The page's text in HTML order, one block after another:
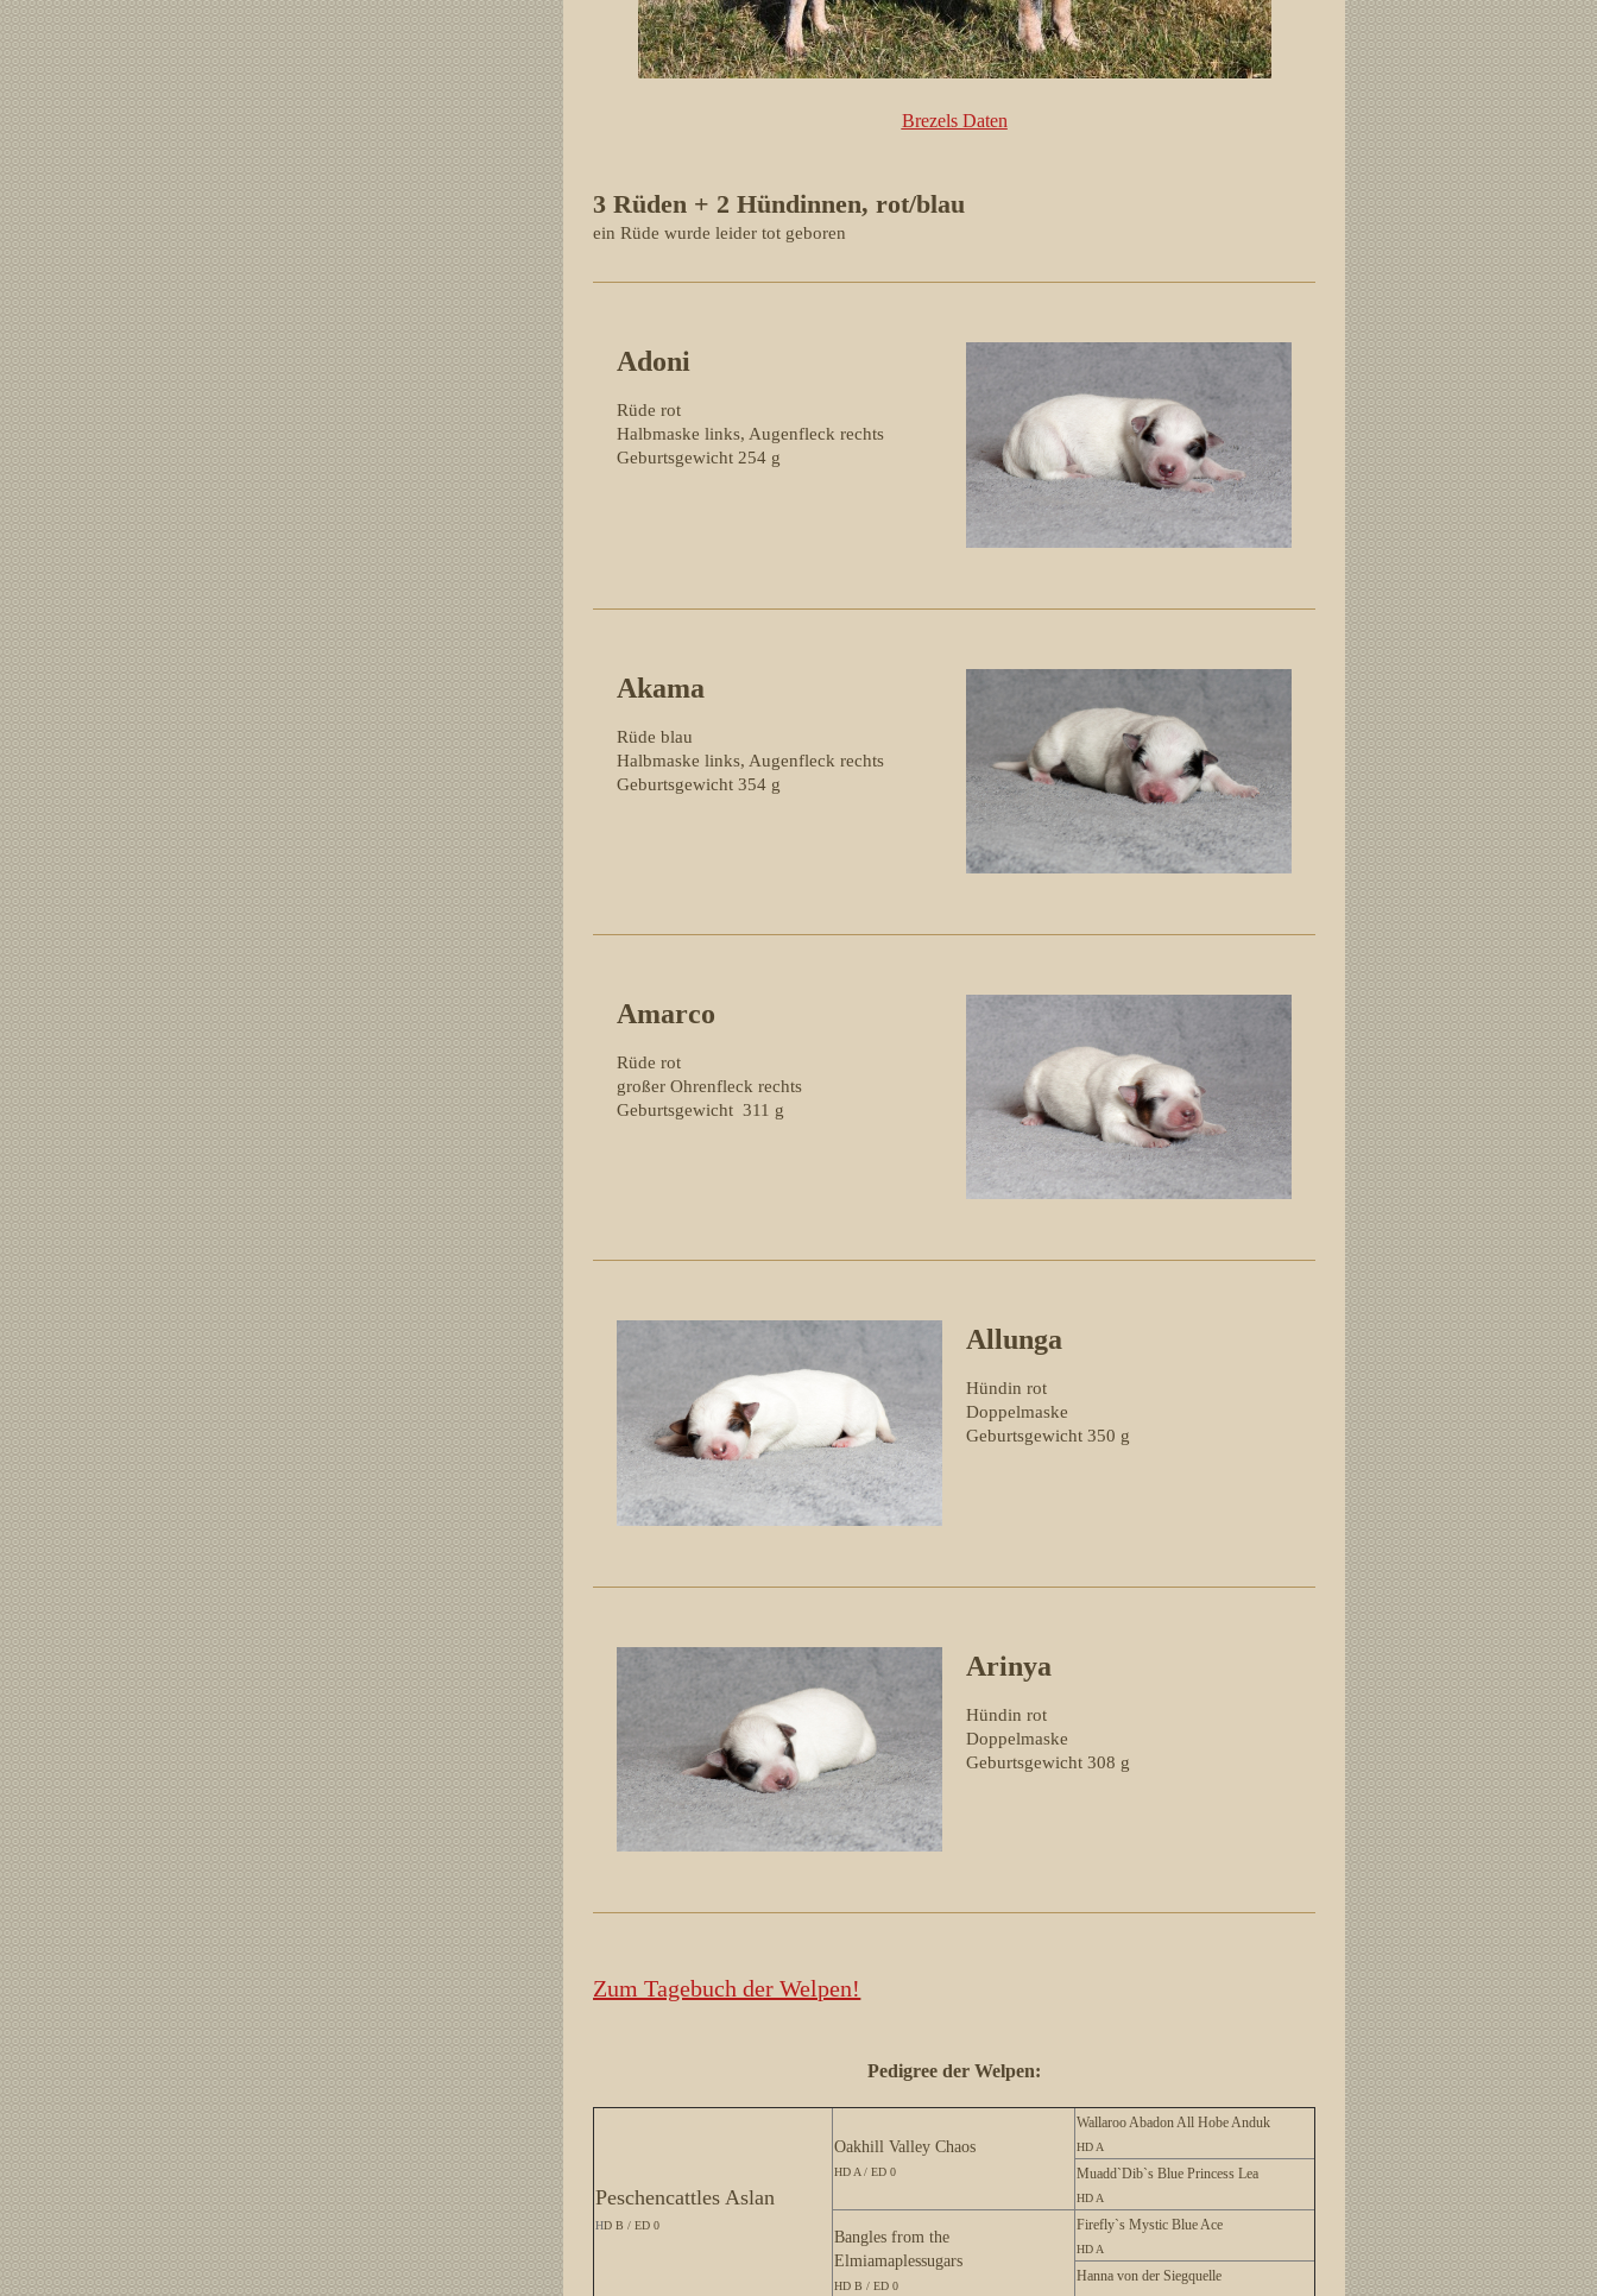
Brezels Daten
3 Rüden + 2 Hündinnen, rot/blau
ein Rüde wurde leider tot geboren
Adoni
Rüde rot
Halbmaske links, Augenfleck rechts
Geburtsgewicht 254 g
Akama
Rüde blau
Halbmaske links, Augenfleck rechts
Geburtsgewicht 354 g
Amarco
Rüde rot
großer Ohrenfleck rechts
Geburtsgewicht 311 g
Allunga
Hündin rot
Doppelmaske
Geburtsgewicht 350 g
Arinya
Hündin rot
Doppelmaske
Geburtsgewicht 308 g
Zum Tagebuch der Welpen!
Pedigree der Welpen:
Peschencattles Aslan
HD B / ED 0
Oakhill Valley Chaos
HD A / ED 0
Wallaroo Abadon All Hobe Anduk
HD A
Muadd`Dib`s Blue Princess Lea
HD A
Bangles from the
Elmiamaplessugars
HD B / ED 0
Firefly`s Mystic Blue Ace
HD A
Hanna von der Siegquelle